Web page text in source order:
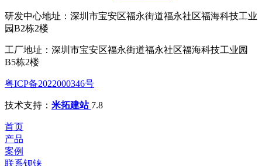
研发中心地址：深圳市宝安区福永街道福永社区福海科技工业
园B2栋2楼
工厂地址：深圳市宝安区福永街道福永社区福海科技工业园
B5栋2楼
粤ICP备2022000346号
技术支持： 米拓建站 7.8
首页
产品
案例
联系钡铼